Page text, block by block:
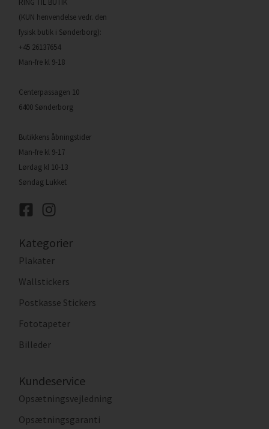
(KUN henvendelse vedr. den
fysisk butik i Sønderborg):
+45 26137654
Man-fre kl 9-18
Centerpassagen 10
6400 Sønderborg
Butikkens åbningstider
Man-fre kl 9-17
Lørdag kl 10-13
Søndag Lukket
Kategorier
Plakater
Wallstickers
Postkasse Stickers
Fototapeter
Billeder
Kundeservice
Opsætningsvejledning
Opsætningsgaranti